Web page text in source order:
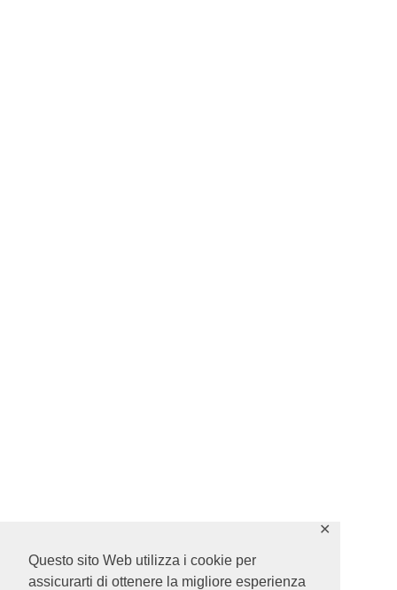
Questo sito Web utilizza i cookie per
assicurarti di ottenere la migliore esperienza
✕